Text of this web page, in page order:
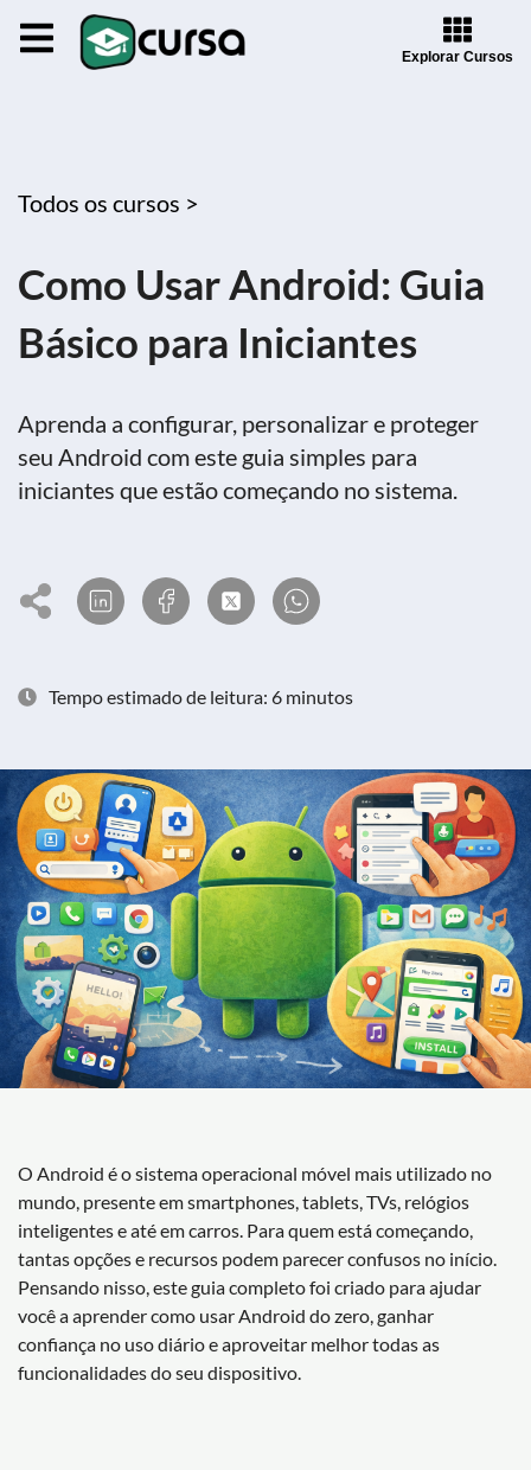
Explorar Cursos
Todos os cursos >
Como Usar Android: Guia
Básico para Iniciantes
Aprenda a configurar, personalizar e proteger
seu Android com este guia simples para
iniciantes que estão começando no sistema.
Tempo estimado de leitura: 6 minutos
O Android é o sistema operacional móvel mais utilizado no
mundo, presente em smartphones, tablets, TVs, relógios
inteligentes e até em carros. Para quem está começando,
tantas opções e recursos podem parecer confusos no início.
Pensando nisso, este guia completo foi criado para ajudar
você a aprender como usar Android do zero, ganhar
confiança no uso diário e aproveitar melhor todas as
funcionalidades do seu dispositivo.